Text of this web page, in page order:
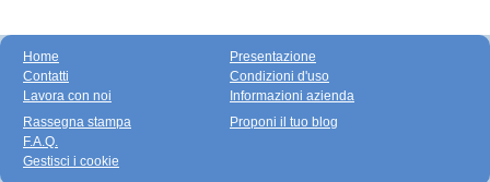
Home
Contatti
Lavora con noi
Presentazione
Condizioni d'uso
Informazioni azienda
Rassegna stampa
F.A.Q.
Gestisci i cookie
Proponi il tuo blog